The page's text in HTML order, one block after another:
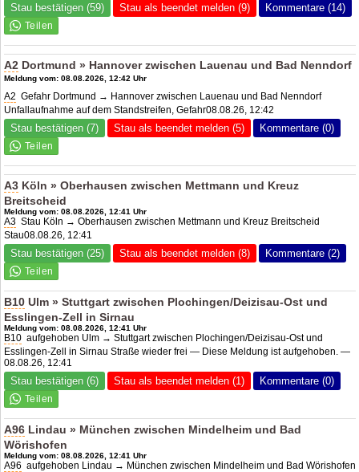
Stau bestätigen (59) Stau als beendet melden (9) Kommentare (14)
A2 Dortmund » Hannover zwischen Lauenau und Bad Nenndorf
Meldung vom: 08.08.2026, 12:42 Uhr
A2 Gefahr Dortmund → Hannover zwischen Lauenau und Bad Nenndorf
Unfallaufnahme auf dem Standstreifen, Gefahr08.08.26, 12:42
Stau bestätigen (7) Stau als beendet melden (5) Kommentare (0)
A3 Köln » Oberhausen zwischen Mettmann und Kreuz
Breitscheid
Meldung vom: 08.08.2026, 12:41 Uhr
A3 Stau Köln → Oberhausen zwischen Mettmann und Kreuz Breitscheid
Stau08.08.26, 12:41
Stau bestätigen (25) Stau als beendet melden (8) Kommentare (2)
B10 Ulm » Stuttgart zwischen Plochingen/Deizisau-Ost und
Esslingen-Zell in Sirnau
Meldung vom: 08.08.2026, 12:41 Uhr
B10 aufgehoben Ulm → Stuttgart zwischen Plochingen/Deizisau-Ost und
Esslingen-Zell in Sirnau Straße wieder frei — Diese Meldung ist aufgehoben. —
08.08.26, 12:41
Stau bestätigen (6) Stau als beendet melden (1) Kommentare (0)
A96 Lindau » München zwischen Mindelheim und Bad
Wörishofen
Meldung vom: 08.08.2026, 12:41 Uhr
A96 aufgehoben Lindau → München zwischen Mindelheim und Bad Wörishofen